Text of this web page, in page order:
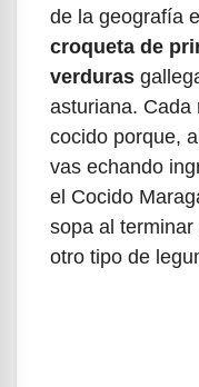
de la geografía
croqueta de
verduras
asturiana. Cada
cocido porque,
vas echando
el Cocido
sopa al
otro tipo de